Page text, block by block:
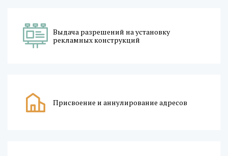
Выдача разрешений на установку
рекламных конструкций
Присвоение и аннулирование адресов